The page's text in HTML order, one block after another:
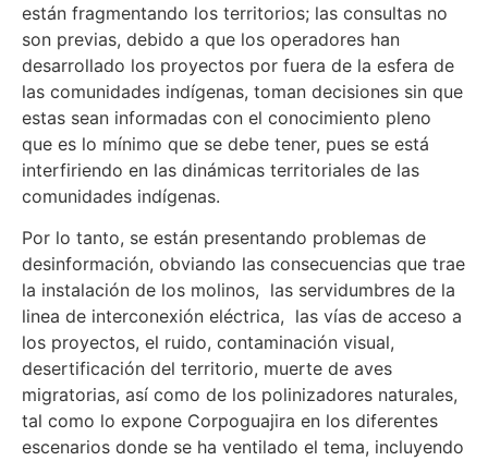
están fragmentando los territorios; las consultas no
son previas, debido a que los operadores han
desarrollado los proyectos por fuera de la esfera de
las comunidades indígenas, toman decisiones sin que
estas sean informadas con el conocimiento pleno
que es lo mínimo que se debe tener, pues se está
interfiriendo en las dinámicas territoriales de las
comunidades indígenas.
Por lo tanto, se están presentando problemas de
desinformación, obviando las consecuencias que trae
la instalación de los molinos, las servidumbres de la
linea de interconexión eléctrica, las vías de acceso a
los proyectos, el ruido, contaminación visual,
desertificación del territorio, muerte de aves
migratorias, así como de los polinizadores naturales,
tal como lo expone Corpoguajira en los diferentes
escenarios donde se ha ventilado el tema, incluyendo